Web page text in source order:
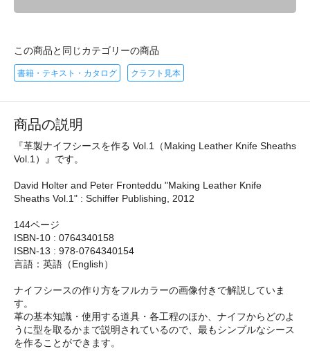
この商品と同じカテゴリーの商品
書籍・テキスト・カタログ クラフト見本
商品の説明
『革製ナイフシースを作る Vol.1（Making Leather Knife Sheaths
Vol.1）』です。
David Holter and Peter Fronteddu "Making Leather Knife
Sheaths Vol.1" : Schiffer Publishing, 2012
144ページ
ISBN-10 : 0764340158
ISBN-13 : 978-0764340154
言語：英語（English）
ナイフシースの作り方をフルカラーの画像付きで解説していま
す。
革の基本知識・使用する道具・各工程のほか、ナイフからどのよ
うに型を取るかまで説明されているので、最もシンプルなシース
を作ることができます。